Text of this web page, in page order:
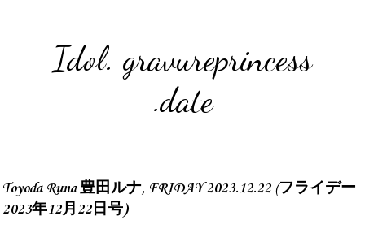
Idol. gravureprincess
.date
Toyoda Runa 豊田ルナ, FRIDAY 2023.12.22 (フライデー
2023年12月22日号)